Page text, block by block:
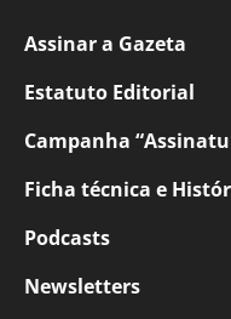
Assinar a Gazeta
Estatuto Editorial
Campanha
Ficha técnica e
Podcasts
Newsletters